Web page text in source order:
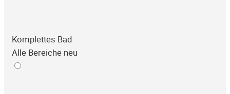
Komplettes Bad
Alle Bereiche neu